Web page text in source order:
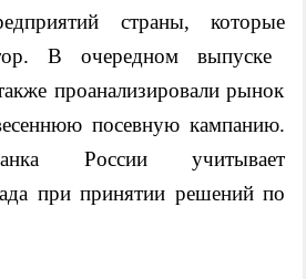
страны, которые
В очередном выпуске
проанализировали рынок
посевнуюкампанию.
России учитывает
при принятии решений по